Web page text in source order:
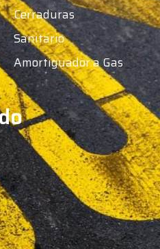
Cerraduras
Sanitario
Amortiguador a Gas